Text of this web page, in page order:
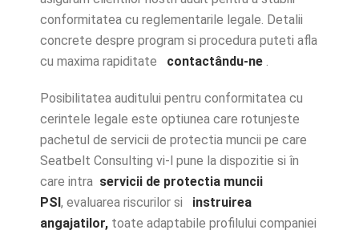
conformitatea cu reglementarile legale. Detalii
concrete despre program si procedura puteti afla
cu maxima rapiditate
contactându-ne .
Posibilitatea auditului pentru conformitatea cu
cerintele legale este optiunea care rotunjeste
pachetul de servicii de protectia muncii pe care
Seatbelt Consulting vi-l pune la dispozitie si în
care intra servicii de protectia muncii
PSI, evaluarea riscurilor si
instruirea
angajatilor, toate adaptabile profilului companiei